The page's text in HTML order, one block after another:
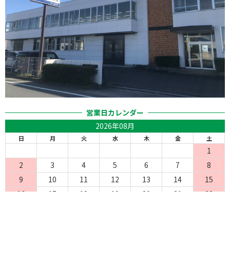
営業日カレンダー
2026年08月
日 月 火 水 木 金 土
1
2
3 4 5 6 7
8
9
10 11 12 13 14
15
16
17 18 19 20 21
22